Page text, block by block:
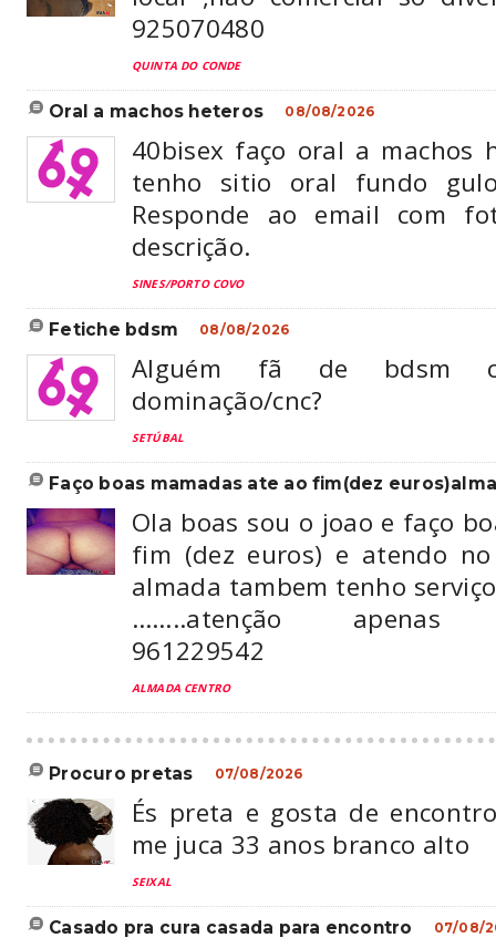
925070480
QUINTA DO CONDE
oral a machos heteros 08/08/2026
40bisex faço oral a machos
tenho sitio oral fundo
Responde ao email com
descrição.
SINES/PORTO COVO
fetiche bdsm 08/08/2026
Alguém fã de bdsm
dominação/cnc?
SETÚBAL
faço boas mamadas ate ao fim(dez
Ola boas sou o joao e faço
fim (dez euros) e atendo
almada tambem tenho
……..atenção apenas
961229542
ALMADA CENTRO
procuro pretas 07/08/2026
És preta e gosta de
me juca 33 anos branco alto
SEIXAL
casado pra cura casada para encontro 07/08/